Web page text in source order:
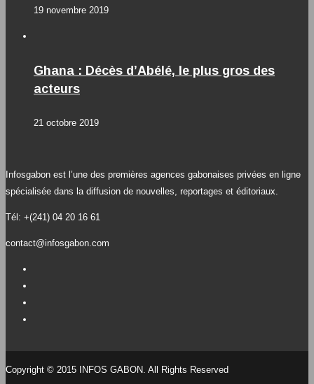
19 novembre 2019
Ghana : Décès d’Abélé, le plus gros des
acteurs
21 octobre 2019
Infosgabon est l’une des premières agences gabonaises privées en ligne
spécialisée dans la diffusion de nouvelles, reportages et éditoriaux.
Tél: +(241) 04 20 16 61
contact@infosgabon.com
Copyright © 2015 INFOS GABON. All Rights Reserved